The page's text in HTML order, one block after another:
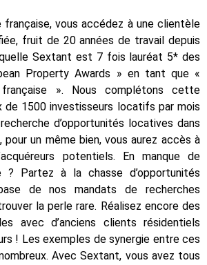
vous accédez à une clientèle
fruit de 20 années de travail depuis
Sextant est 7 fois lauréat 5* des
Property Awards » en tant que «
». Nous complétons cette
de 1500 investisseurs locatifs par mois
d’opportunités locatives dans
pour un même bien, vous aurez accès à
potentiels. En manque de
? Partez à la chasse d’opportunités
de nos mandats de recherches
la perle rare. Réalisez encore des
avec d’anciens clients résidentiels
! Les exemples de synergie entre ces
Avec Sextant, vous avez tous